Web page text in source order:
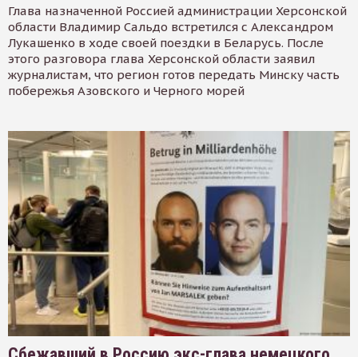
Глава назначенной Россией администрации Херсонской
области Владимир Сальдо встретился с Александром
Лукашенко в ходе своей поездки в Беларусь. После
этого разговора глава Херсонской области заявил
журналистам, что регион готов передать Минску часть
побережья Азовского и Черного морей